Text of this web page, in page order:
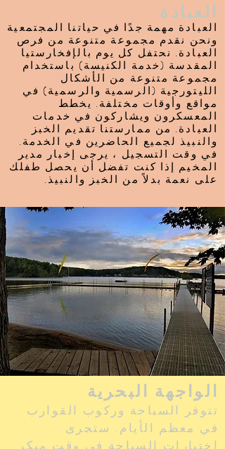
العبادة
العبادة مهمة جدًا في حياتنا المجتمعية
ونحن نقدم مجموعة متنوعة من فرص
العبادة. نحتفل كل يوم بالإفخارستيا
المقدسة (خدمة الكنيسة) باستخدام
مجموعة متنوعة من الأشكال
الليتورجية (الرسمية والرسمية) في
مواقع وأوقات مختلفة. يخطط
المعسكرون ويشاركون في خدمات
العبادة. من ممارستنا تقديم الخبز
والنبيذ لجميع الحاضرين في الخدمة.
في وقت التسجيل ، يرجى إخبار مدير
المخيم إذا كنت تفضل أن يحصل طفلك
على نعمة بدلاً من الخبز والنبيذ.
الواجهة البحرية
تتوفر السباحة وركوب القوارب
في معظم الأيام. ستجرى
اختبارات السباحة في وقت مبكر